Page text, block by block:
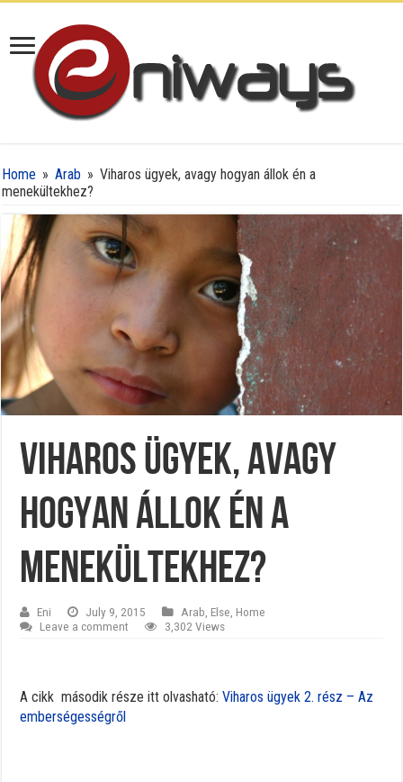
Home » Arab » Viharos ügyek, avagy hogyan állok én a
menekültekhez?
Viharos ügyek, avagy
hogyan állok én a
menekültekhez?
Eni July 9, 2015 Arab Else Home
Leave a comment
3,302 Views
A cikk második része itt olvasható:Viharos ügyek 2. rész – Az
emberségességről